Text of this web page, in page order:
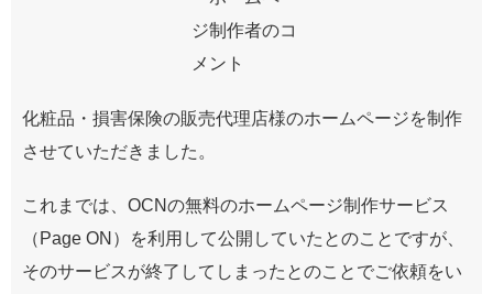
化粧品・損害保険の販売代理店様のホームページを制作
させていただきました。
これまでは、OCNの無料のホームページ制作サービス
（Page ON）を利用して公開していたとのことですが、
そのサービスが終了してしまったとのことでご依頼をい